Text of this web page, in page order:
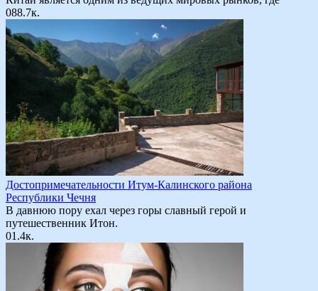
088.7к.
Достопримечательности Итум-Калинского района
Республики Чечня
В давнюю пору ехал через горы славный герой и
путешественник Итон.
01.4к.